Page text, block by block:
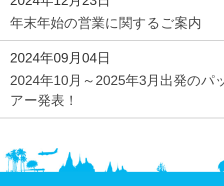
年末年始の営業に関するご案内
2024年09月04日
2024年10月～2025年3月出発のパ
アー発表！